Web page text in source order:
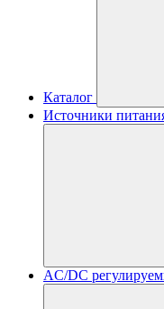
Каталог
Источники
AC/DC